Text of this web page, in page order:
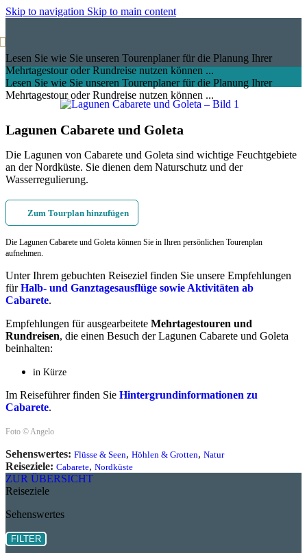
Skip to navigation Skip to main content
Lesen Sie wie Sie unseren Tourenplaner für die Planung Ihrer
Mehrtagestour oder Rundreise nutzen können ...
Lesen Sie wie Sie unseren Tourenplaner für die Planung Ihrer
Mehrtagestour oder Rundreise nutzen können ...
Lagunen Cabarete und Goleta
Die Lagunen von Cabarete und Goleta sind wichtige Feuchtgebiete
an der Nordküste. Sie dienen dem Naturschutz und der
Wasserregulierung.
Zum Tourplan hinzufügen
Die Lagunen Cabarete und Goleta können Sie in Ihren persönlichen Tourenplan
aufnehmen.
Unter Ihrem gebuchten Reiseziel finden Sie unsere Empfehlungen
fürHalb- und Ganztagesausflüge sowie Aktivitäten ab
Cabarete.
Empfehlungen für ausgearbeitete Mehrtagestouren und
Rundreisen, die einen Besuch der Lagunen Cabarete und Goleta
beinhalten:
in Kürze
Im Reiseführer finden Sie Hintergrundinformationen zu
Cabarete.
Foto © Angelo
Sehenswertes: Flüsse & Seen, Höhlen & Grotten, Natur
Reiseziele: Cabarete, Nordküste
ZUR ÜBERSICHT
Reiseziele
Sehenswertes
FILTER